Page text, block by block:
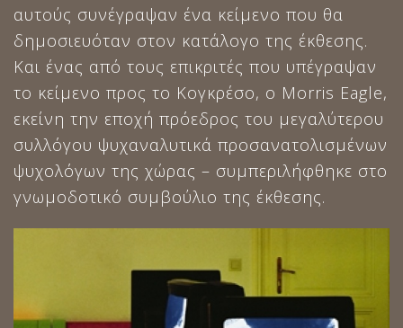
αυτούς συνέγραψαν ένα κείμενο που θα
δημοσιευόταν στον κατάλογο της έκθεσης.
Και ένας από τους επικριτές που υπέγραψαν
το κείμενο προς το Κογκρέσο, ο Morris Eagle,
εκείνη την εποχή πρόεδρος του μεγαλύτερου
συλλόγου ψυχαναλυτικά προσανατολισμένων
ψυχολόγων της χώρας – συμπεριλήφθηκε στο
γνωμοδοτικό συμβούλιο της έκθεσης.